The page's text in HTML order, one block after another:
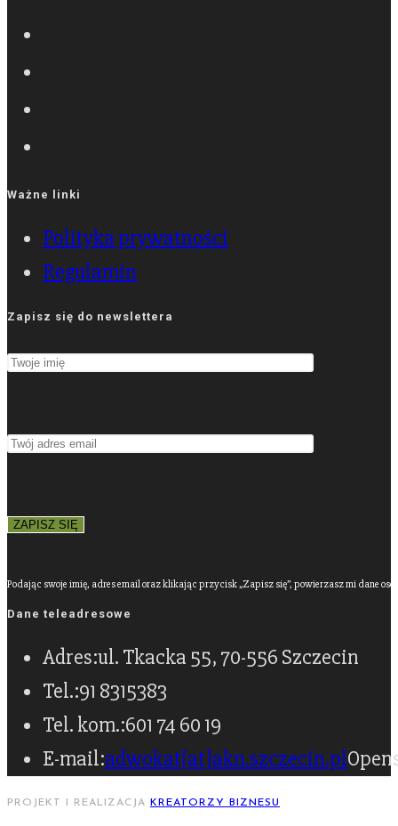
Ważne linki
Polityka prywatności
Regulamin
Zapisz się do newslettera
Podając swoje imię, adres email oraz klikając przycisk „Zapisz się”, powierzasz mi dane
Dane teleadresowe
Adres:ul. Tkacka 55, 70-556 Szczecin
Tel.:91 8315383
Tel. kom.:601 74 60 19
E-mail:adwokat[at]akn.szczecin.pl
PROJEKT I REALIZACJA KREATORZY BIZNESU